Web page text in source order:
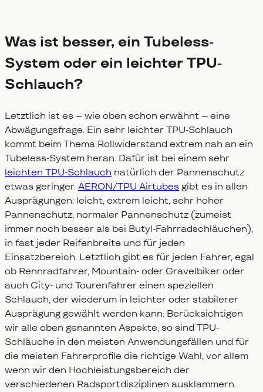
Was ist besser, ein Tubeless-
System oder ein leichter TPU-
Schlauch?
Letztlich ist es – wie oben schon erwähnt – eine
Abwägungsfrage. Ein sehr leichter TPU-Schlauch
kommt beim Thema Rollwiderstand extrem nah an ein
Tubeless-System heran. Dafür ist bei einem sehr
leichten TPU-Schlauch natürlich der Pannenschutz
etwas geringer.AERON/TPU Airtubes gibt es in allen
Ausprägungen: leicht, extrem leicht, sehr hoher
Pannenschutz, normaler Pannenschutz (zumeist
immer noch besser als bei Butyl-Fahrradschläuchen),
in fast jeder Reifenbreite und für jeden
Einsatzbereich. Letztlich gibt es für jeden Fahrer, egal
ob Rennradfahrer, Mountain- oder Gravelbiker oder
auch City- und Tourenfahrer einen speziellen
Schlauch, der wiederum in leichter oder stabilerer
Ausprägung gewählt werden kann. Berücksichtigen
wir alle oben genannten Aspekte, so sind TPU-
Schläuche in den meisten Anwendungsfällen und für
die meisten Fahrerprofile die richtige Wahl, vor allem
wenn wir den Hochleistungsbereich der
verschiedenen Radsportdisziplinen ausklammern.